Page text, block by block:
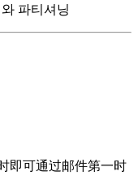
파티셔닝
即可通过邮件第一时